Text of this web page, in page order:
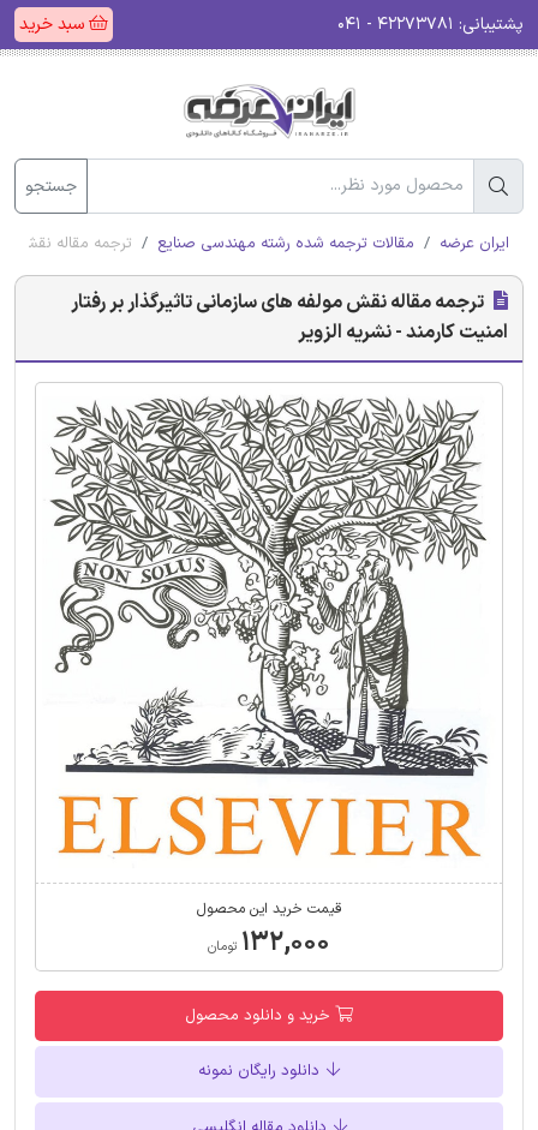
پشتیبانی: سبد خرید
جستجو
ایران عرضه مقالات ترجمه شده رشته مهندسی صنایع ترجمه مقاله نقش
ترجمه مقاله نقش مولفه های سازمانی تاثیرگذار بر رفتار
امنیت کارمند - نشریه الزویر
قیمت خرید این محصول
۱۳۲,۰۰۰ تومان
خرید و دانلود محصول
دانلود رایگان نمونه